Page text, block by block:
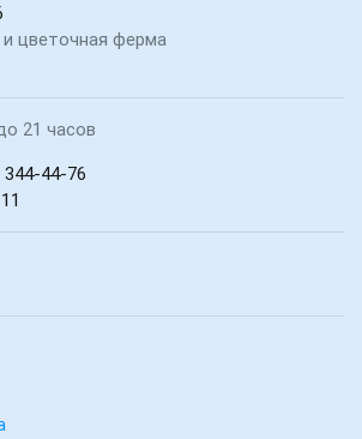
цветочная ферма
21 часов
344-44-76